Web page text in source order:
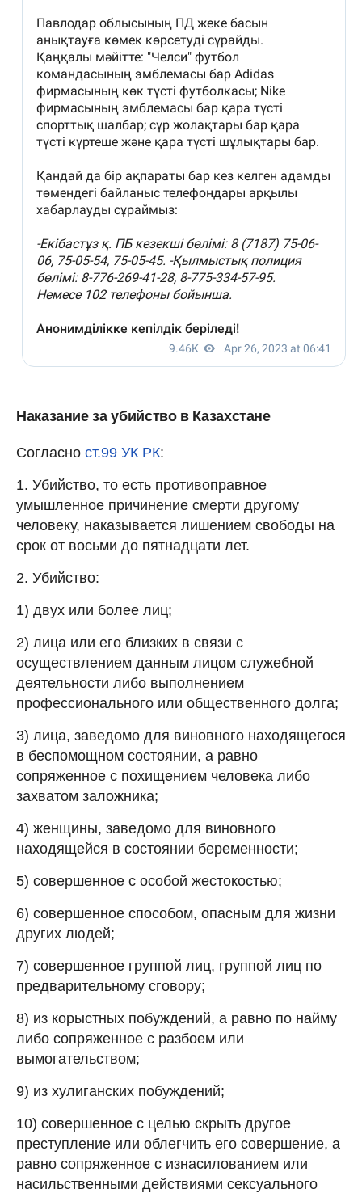
Наказание за убийство в Казахстане
Согласно ст.99 УК РК:
1. Убийство, то есть противоправное
умышленное причинение смерти другому
человеку, наказывается лишением свободы на
срок от восьми до пятнадцати лет.
2. Убийство:
1) двух или более лиц;
2) лица или его близких в связи с
осуществлением данным лицом служебной
деятельности либо выполнением
профессионального или общественного долга;
3) лица, заведомо для виновного находящегося
в беспомощном состоянии, а равно
сопряженное с похищением человека либо
захватом заложника;
4) женщины, заведомо для виновного
находящейся в состоянии беременности;
5) совершенное с особой жестокостью;
6) совершенное способом, опасным для жизни
других людей;
7) совершенное группой лиц, группой лиц по
предварительному сговору;
8) из корыстных побуждений, а равно по найму
либо сопряженное с разбоем или
вымогательством;
9) из хулиганских побуждений;
10) совершенное с целью скрыть другое
преступление или облегчить его совершение, а
равно сопряженное с изнасилованием или
насильственными действиями сексуального